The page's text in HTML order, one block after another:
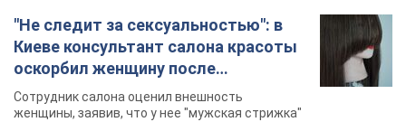
"Не следит за сексуальностью": в
Киеве консультант салона красоты
оскорбил женщину после
химиотерапии, разгорелся скандал.
Фото
Сотрудник салона оценил внешность
женщины, заявив, что у нее "мужская стрижка"